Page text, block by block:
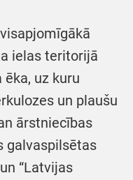
ielas teritorijā
uz kuru
un plaušu
ārstniecības
galvaspilsētas
“Latvijas